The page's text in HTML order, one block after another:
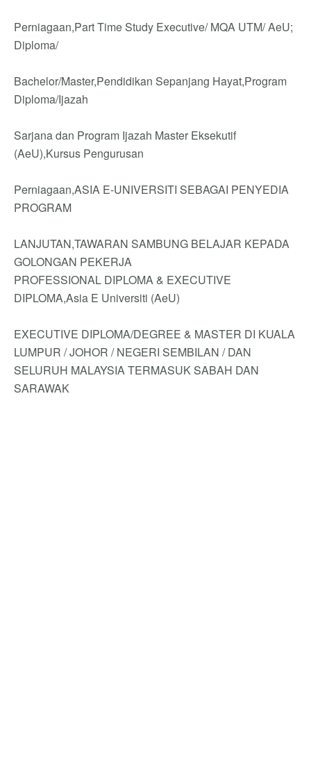
Perniagaan,Part Time Study Executive/ MQA UTM/ AeU;
Diploma/
Bachelor/Master,Pendidikan Sepanjang Hayat,Program
Diploma/Ijazah
Sarjana dan Program Ijazah Master Eksekutif
(AeU),Kursus Pengurusan
Perniagaan,ASIA E-UNIVERSITI SEBAGAI PENYEDIA
PROGRAM
LANJUTAN,TAWARAN SAMBUNG BELAJAR KEPADA
GOLONGAN PEKERJA
PROFESSIONAL DIPLOMA & EXECUTIVE
DIPLOMA,Asia E Universiti (AeU)
EXECUTIVE DIPLOMA/DEGREE & MASTER DI KUALA
LUMPUR / JOHOR / NEGERI SEMBILAN / DAN
SELURUH MALAYSIA TERMASUK SABAH DAN
SARAWAK